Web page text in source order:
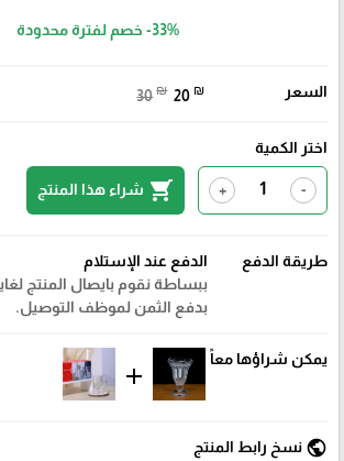
-33% خصم لفترة محدودة
السعر 30 ₪ 20 ₪
اختر الكمية
-
+
shopping_cart شراء هذا المنتج
طريقة الدفع
الدفع عند الإستلام
ببساطة نقوم بايصال المنتج
بدفع الثمن لموظف التوصيل.
يمكن شراؤها معاً
add
public نسخ رابط المنتج